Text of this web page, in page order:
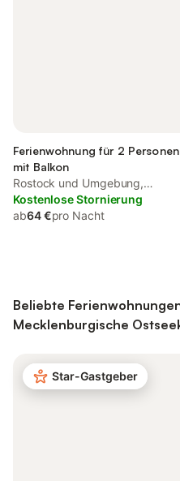
Ferienwohnung für 2
mit Balkon
Rostock und Umgebung,
Mecklenburgische Ostseeküste
Kostenlose Stornierung
ab64 €pro Nacht
Beliebte
Mecklenburgische
Star-Gastgeber